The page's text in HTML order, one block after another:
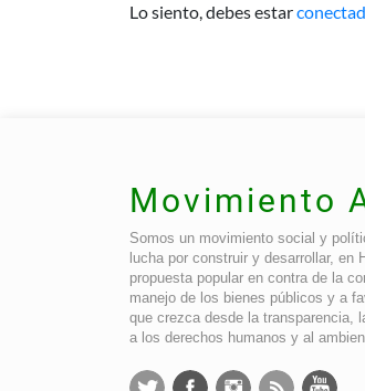
Lo siento, debes estar
Movimiento
Somos un movimiento social y
lucha por construir y desarrollar, en
propuesta popular en contra de la
manejo de los bienes públicos y a
que crezca desde la transparencia,
a los derechos humanos y al